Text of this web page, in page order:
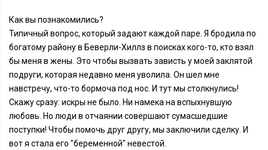
Как вы познакомились?
Типичный вопрос, который задают каждой паре. Я бродила по
богатому району в Беверли-Хиллз в поисках кого-то, кто взял
бы меня в жены. Это чтобы вызвать зависть у моей заклятой
подруги, которая недавно меня уволила. Он шел мне
навстречу, что-то бормоча под нос. И тут мы столкнулись!
Скажу сразу: искры не было. Ни намека на вспыхнувшую
любовь. Но люди в отчаянии совершают сумасшедшие
поступки! Чтобы помочь друг другу, мы заключили сделку. И
вот я стала его "беременной" невестой.